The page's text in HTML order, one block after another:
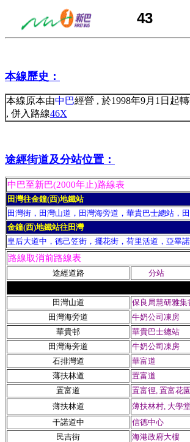
43
本線歷史：
本線原本由中巴經營 , 於1998年9月1日起
, 併入路線46X
途經街道及分站位置：
中巴至新巴(2000年止)路線表
田灣往金鐘(西)地鐵站
田灣街，田灣山道，田灣海旁道，華貴巴士總站，
金鐘(西)地鐵站往田灣
皇后大道中，德己笠街，擺花街，荷里活道，亞畢
路線取消前路線表
途經道路 分站
田灣山道
保良局慧研雅集
田灣海旁道
牛奶公司凍房
華貴邨
華貴巴士總站
田灣海旁道
牛奶公司凍房
石排灣道
華富道
薄扶林道
置富道
置富道
置富徑, 置富花
薄扶林道
薄扶林村, 大學
干諾道中
信德中心
民吉街
海港政府大樓